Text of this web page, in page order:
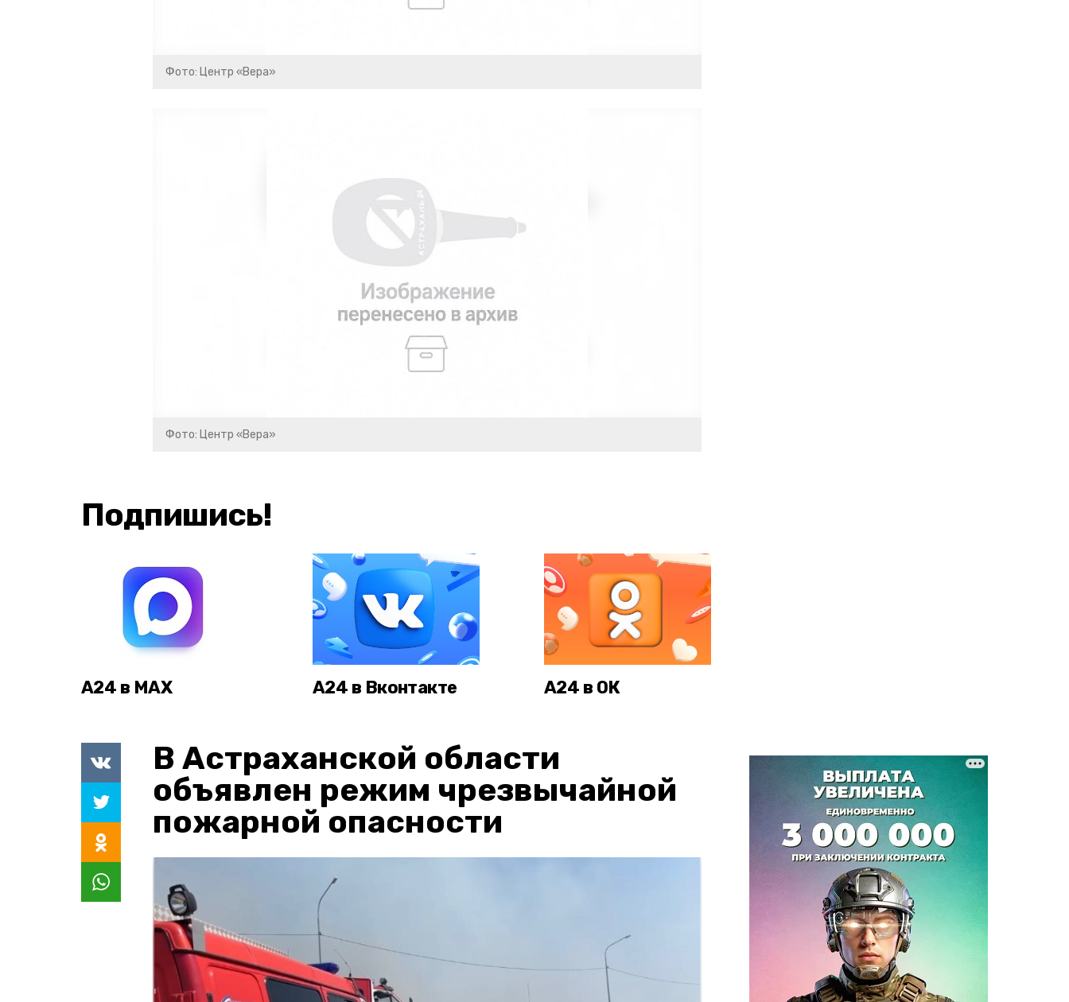
Фото: Центр «Вера»
Фото: Центр «Вера»
Подпишись!
А24 в MAX А24 в Вконтакте А24 в ОК
В Астраханской области
объявлен режим чрезвычайной
пожарной опасности